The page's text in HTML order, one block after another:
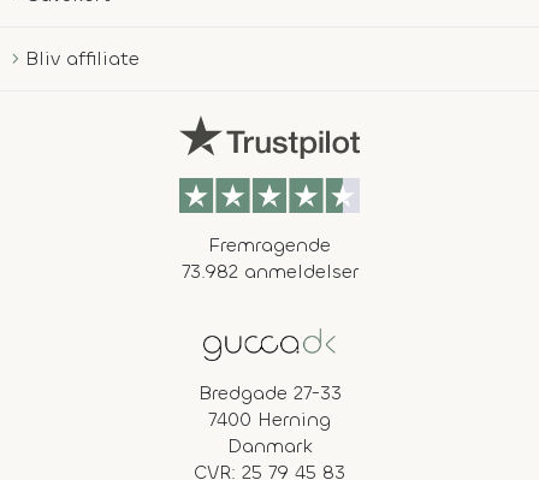
Bliv affiliate
Fremragende
73.982 anmeldelser
Bredgade 27-33
7400 Herning
Danmark
CVR: 25 79 45 83